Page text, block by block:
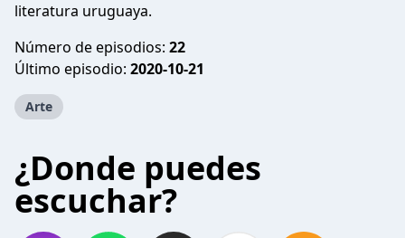
literatura uruguaya.
Número de episodios: 22
Último episodio: 2020-10-21
Arte
¿Donde puedes
escuchar?